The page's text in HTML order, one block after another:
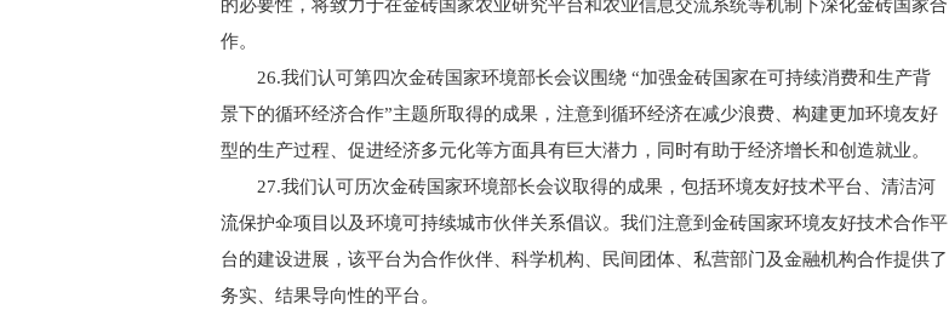
的必要性，将致力于在金砖国家农业研究平台和农业信息交流系统等机制下深化金砖国家合
作。
26.我们认可第四次金砖国家环境部长会议围绕 “加强金砖国家在可持续消费和生产背
景下的循环经济合作”主题所取得的成果，注意到循环经济在减少浪费、构建更加环境友好
型的生产过程、促进经济多元化等方面具有巨大潜力，同时有助于经济增长和创造就业。
27.我们认可历次金砖国家环境部长会议取得的成果，包括环境友好技术平台、清洁河
流保护伞项目以及环境可持续城市伙伴关系倡议。我们注意到金砖国家环境友好技术合作平
台的建设进展，该平台为合作伙伴、科学机构、民间团体、私营部门及金融机构合作提供了
务实、结果导向性的平台。